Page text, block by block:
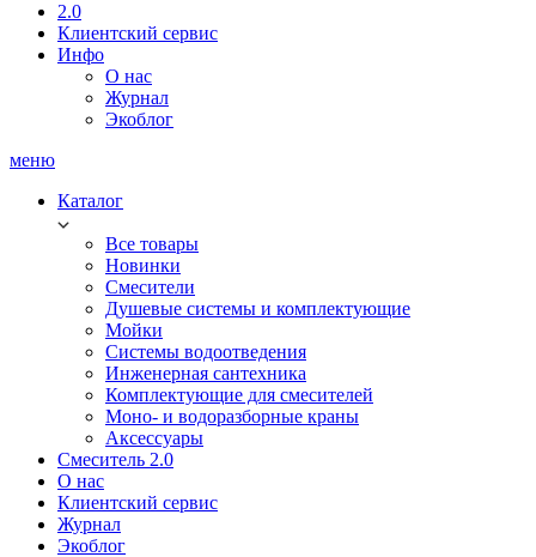
2.0
Клиентский сервис
Инфо
О нас
Журнал
Экоблог
меню
Каталог
Все товары
Новинки
Смесители
Душевые системы и комплектующие
Мойки
Системы водоотведения
Инженерная сантехника
Комплектующие для смесителей
Моно- и водоразборные краны
Аксессуары
Смеситель 2.0
О нас
Клиентский сервис
Журнал
Экоблог